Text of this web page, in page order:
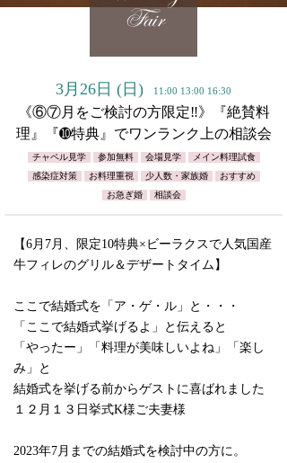
Fair
3月26日 (日) 11:00 13:00 16:30
《⑥⑦月をご検討の方限定‼️》『絶賛料
理』『➓特典』でワンランク上の相談会
チャペル見学 参加無料 会場見学
メイン料理試食
感染症対策
お料理重視 少人数・家族婚
おすすめ
お急ぎ婚
相談会
【6月7月、限定10特典×ビーラクスで人気国産
牛フィレのグリル＆デザートタイム】
ここで結婚式を「ア・ゲ・ル」と・・・
「ここで結婚式挙げるよ」と伝えると
「やったー」「料理が美味しいよね」「楽し
み」と
結婚式を挙げる前からゲストに喜ばれました
１２月１３日挙式K様ご夫妻様
2023年7月までの結婚式を検討中の方に。